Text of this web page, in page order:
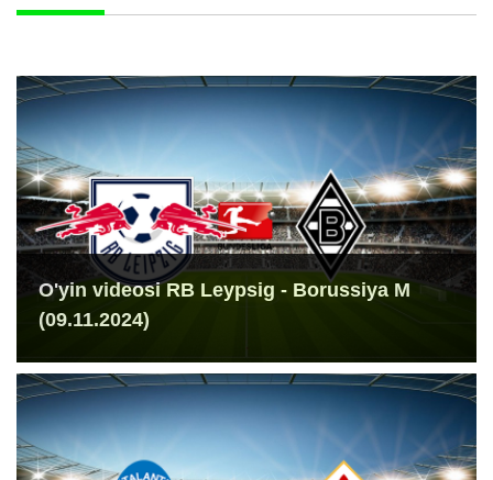
O'yin videosi RB Leypsig - Borussiya M
(09.11.2024)